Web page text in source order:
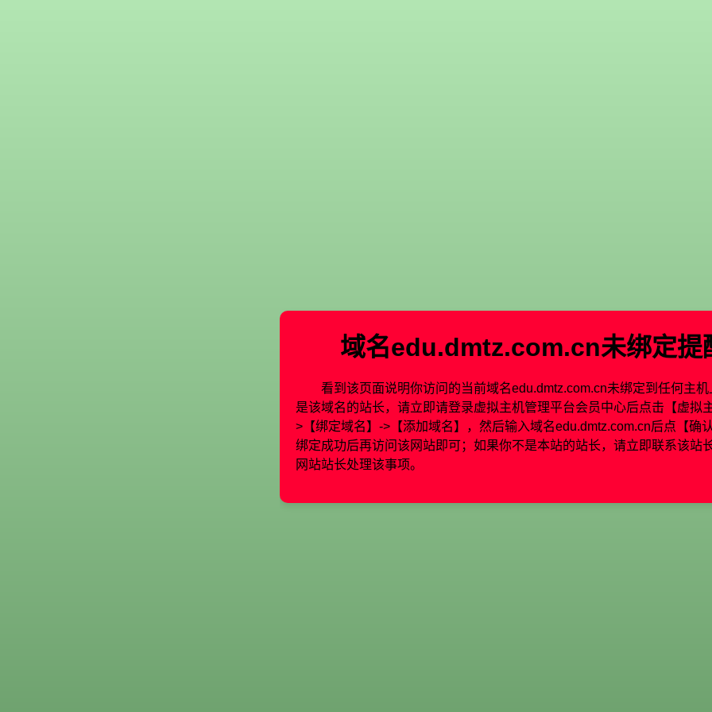
域名edu.dmtz.com.cn未绑定提
看到该页面说明你访问的当前域名edu.dmtz.com.cn未绑定到任何主
是该域名的站长，请立即请登录虚拟主机管理平台会员中心后点击【虚拟
>【绑定域名】->【添加域名】，然后输入域名edu.dmtz.com.cn后点【确
绑定成功后再访问该网站即可；如果你不是本站的站长，请立即联系该站
网站站长处理该事项。